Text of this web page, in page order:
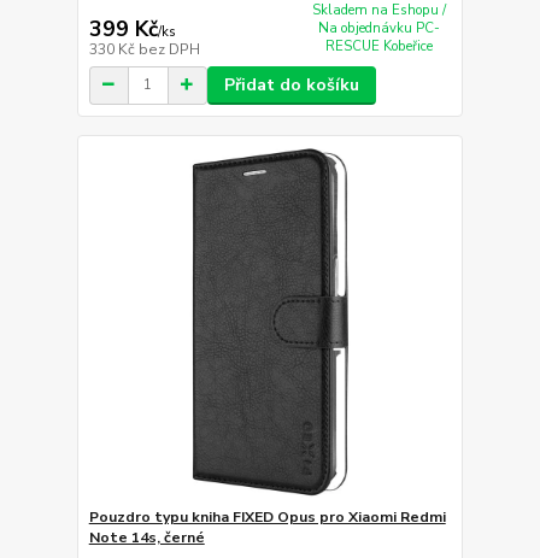
399 Kč/ks
330 Kč bez DPH
Skladem na Eshopu /
Na objednávku PC-
RESCUE Kobeřice
Přidat do košíku
Pouzdro typu kniha FIXED Opus pro Xiaomi Redmi
Note 14s, černé